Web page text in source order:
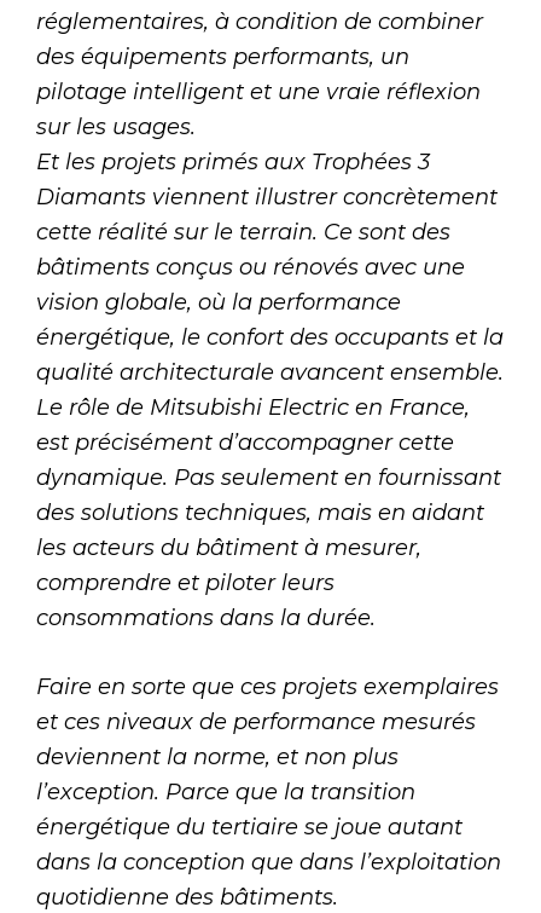
réglementaires, à condition de combiner
des équipements performants, un
pilotage intelligent et une vraie réflexion
sur les usages.
Et les projets primés aux Trophées 3
Diamants viennent illustrer concrètement
cette réalité sur le terrain. Ce sont des
bâtiments conçus ou rénovés avec une
vision globale, où la performance
énergétique, le confort des occupants et la
qualité architecturale avancent ensemble.
Le rôle de Mitsubishi Electric en France,
est précisément d’accompagner cette
dynamique. Pas seulement en fournissant
des solutions techniques, mais en aidant
les acteurs du bâtiment à mesurer,
comprendre et piloter leurs
consommations dans la durée.
Faire en sorte que ces projets exemplaires
et ces niveaux de performance mesurés
deviennent la norme, et non plus
l’exception. Parce que la transition
énergétique du tertiaire se joue autant
dans la conception que dans l’exploitation
quotidienne des bâtiments.